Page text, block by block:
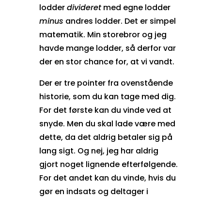
lodderdivideretmed egne lodder
minus andres lodder. Det er simpel
matematik. Min storebror og jeg
havde mange lodder, så derfor var
der en stor chance for, at vi vandt.
Der er tre pointer fra ovenstående
historie, som du kan tage med dig.
For det første kan du vinde ved at
snyde. Men du skal lade være med
dette, da det aldrig betaler sig på
lang sigt. Og nej, jeg har aldrig
gjort noget lignende efterfølgende.
For det andet kan du vinde, hvis du
gør en indsats og deltager i